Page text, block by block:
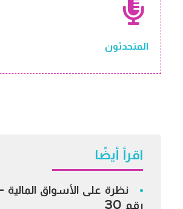
المتحدثون
اقرأ أيضًا
نظرة على الأسواق المالية
رقم 30